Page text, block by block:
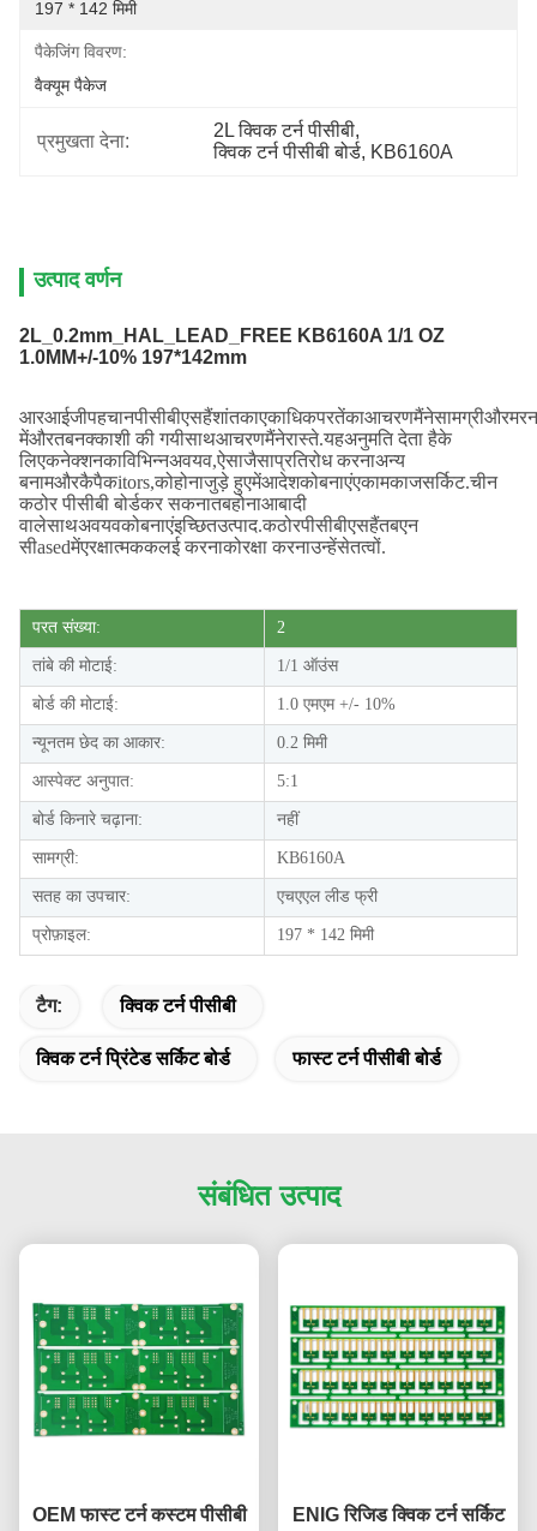
197 * 142 मिमी
पैकेजिंग विवरण:
वैक्यूम पैकेज
प्रमुखता देना:
2L क्विक टर्न पीसीबी,
क्विक टर्न पीसीबी बोर्ड, KB6160A
उत्पाद वर्णन
2L_0.2mm_HAL_LEAD_FREE KB6160A 1/1 OZ
1.0MM+/-10% 197*142mm​
आरआईजीपहचानपीसीबीएसहैंशांतकाएकाधिकपरतेंकाआचरणमैंनेसामग्रीऔर
मेंऔरतबनक्काशी की गयीसाथआचरणमैंनेरास्ते.यहअनुमति देता हैके
लिएकनेक्शनकाविभिन्नअवयव,ऐसाजैसाप्रतिरोध करनाअन्य
बनामऔरकैपैकitors,कोहोनाजुड़े हुएमेंआदेशकोबनाएंएकामकाजसर्किट.चीन
कठोर पीसीबी बोर्डकर सकनातबहोनाआबादी
वालेसाथअवयवकोबनाएंइच्छितउत्पाद.कठोरपीसीबीएसहैंतबएन
सीasedमेंएरक्षात्मककलई करनाकोरक्षा करनाउन्हेंसेतत्वों.
परत संख्या: 2
तांबे की मोटाई: 1/1 ऑउंस
बोर्ड की मोटाई: 1.0 एमएम +/- 10%
न्यूनतम छेद का आकार: 0.2 मिमी
आस्पेक्ट अनुपात: 5:1
बोर्ड किनारे चढ़ाना: नहीं
सामग्री: KB6160A
सतह का उपचार: एचएएल लीड फ्री
प्रोफ़ाइल: 197 * 142 मिमी
टैग: क्विक टर्न पीसीबी
क्विक टर्न प्रिंटेड सर्किट बोर्ड फास्ट टर्न पीसीबी बोर्ड
संबंधित उत्पाद
OEM फास्ट टर्न कस्टम पीसीबी ENIG रिजिड क्विक टर्न सर्किट